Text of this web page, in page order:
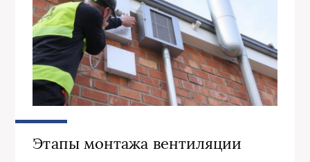
Этапы монтажа вентиляции